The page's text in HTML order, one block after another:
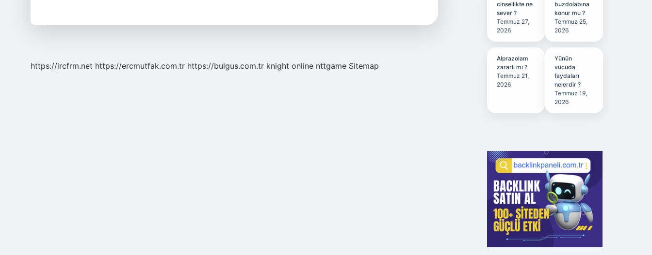
https://ircfrm.net https://ercmutfak.com.tr https://bulgus.com.tr knight online nttgame Sitemap
cinsellikte ne
sever ?
Temmuz 27,
2026
buzdolabına
konur mu ?
Temmuz 25,
2026
Alprazolam
zararlı mı ?
Temmuz 21,
2026
Yünün
vücuda
faydaları
nelerdir ?
Temmuz 19,
2026